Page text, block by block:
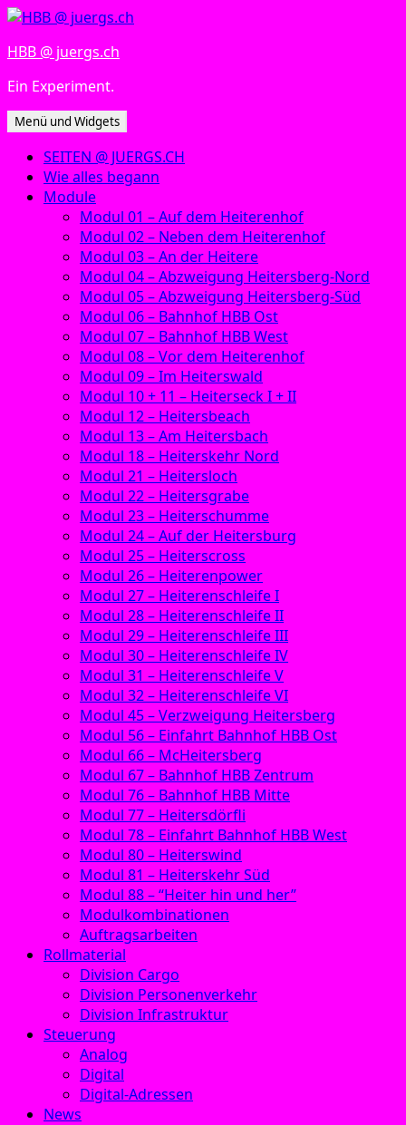
Zum
springen
HBB @ juergs.ch
Ein Experiment.
Menü und Widgets
SEITEN @ JUERGS.CH
Wie alles begann
Module
Modul 01 – Auf dem Heiterenhof
Modul 02 – Neben dem Heiterenhof
Modul 03 – An der Heitere
Modul 04 – Abzweigung Heitersberg-Nord
Modul 05 – Abzweigung Heitersberg-Süd
Modul 06 – Bahnhof HBB Ost
Modul 07 – Bahnhof HBB West
Modul 08 – Vor dem Heiterenhof
Modul 09 – Im Heiterswald
Modul 10 + 11 – Heiterseck I + II
Modul 12 – Heitersbeach
Modul 13 – Am Heitersbach
Modul 18 – Heiterskehr Nord
Modul 21 – Heitersloch
Modul 22 – Heitersgrabe
Modul 23 – Heiterschumme
Modul 24 – Auf der Heitersburg
Modul 25 – Heiterscross
Modul 26 – Heiterenpower
Modul 27 – Heiterenschleife I
Modul 28 – Heiterenschleife II
Modul 29 – Heiterenschleife III
Modul 30 – Heiterenschleife IV
Modul 31 – Heiterenschleife V
Modul 32 – Heiterenschleife VI
Modul 45 – Verzweigung Heitersberg
Modul 56 – Einfahrt Bahnhof HBB Ost
Modul 66 – McHeitersberg
Modul 67 – Bahnhof HBB Zentrum
Modul 76 – Bahnhof HBB Mitte
Modul 77 – Heitersdörfli
Modul 78 – Einfahrt Bahnhof HBB West
Modul 80 – Heiterswind
Modul 81 – Heiterskehr Süd
Modul 88 – “Heiter hin und her”
Modulkombinationen
Auftragsarbeiten
Rollmaterial
Division Cargo
Division Personenverkehr
Division Infrastruktur
Steuerung
Analog
Digital
Digital-Adressen
News